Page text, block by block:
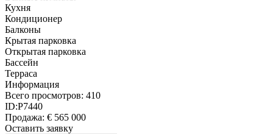
Кухня
Кондиционер
Балконы
Крытая парковка
Открытая парковка
Бассейн
Терраса
Информация
Всего просмотров: 410
ID:P7440
Продажа: € 565 000
Оставить заявку